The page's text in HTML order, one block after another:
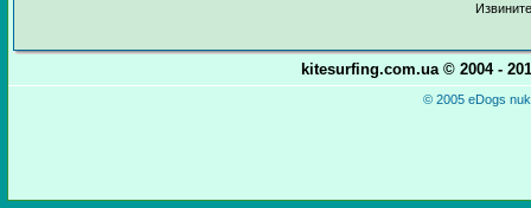
kitesurfing.com.ua © 2004 -
© 2005 eDogs